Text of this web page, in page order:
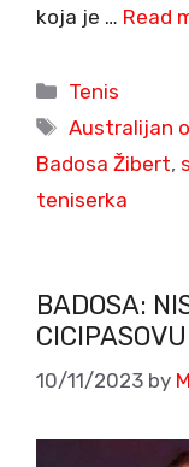
koja je … Read
Categories
Tenis
Tags
Australijan
Badosa Žibert,
teniserka
BADOSA:
10/11/2023 by